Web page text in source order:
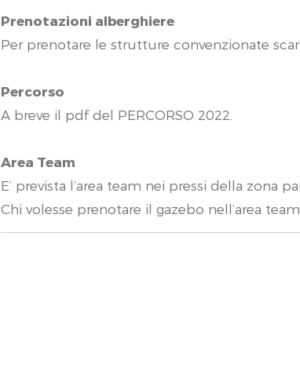
Prenotazioni alberghiere
Per prenotare le strutture convenzionate
Percorso
A breve il pdf del PERCORSO 2022.
Area Team
E’ prevista l’area team nei pressi della zona
Chi volesse prenotare il gazebo nell’area